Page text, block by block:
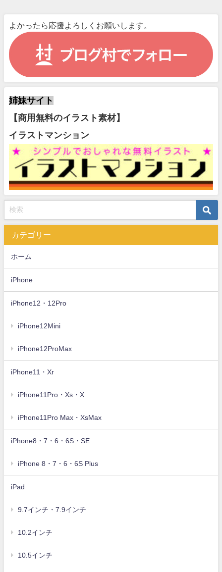
よかったら応援よろしくお願いします。
姉妹サイト
【商用無料のイラスト素材】
イラストマンション
カテゴリー
ホーム
iPhone
iPhone12・12Pro
iPhone12Mini
iPhone12ProMax
iPhone11・Xr
iPhone11Pro・Xs・X
iPhone11Pro Max・XsMax
iPhone8・7・6・6S・SE
iPhone 8・7・6・6S Plus
iPad
9.7インチ・7.9インチ
10.2インチ
10.5インチ